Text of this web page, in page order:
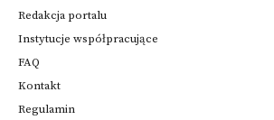
Redakcja portalu
Instytucje współpracujące
FAQ
Kontakt
Regulamin